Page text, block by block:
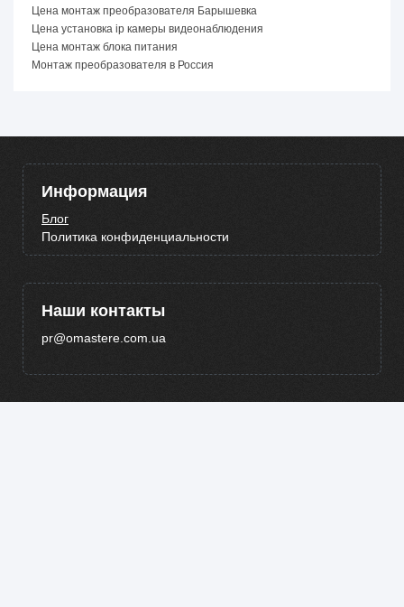
Цена монтаж преобразователя Барышевка
Цена установка ip камеры видеонаблюдения
Цена монтаж блока питания
Монтаж преобразователя в Россия
Информация
Блог
Политика конфиденциальности
Наши контакты
pr@omastere.com.ua